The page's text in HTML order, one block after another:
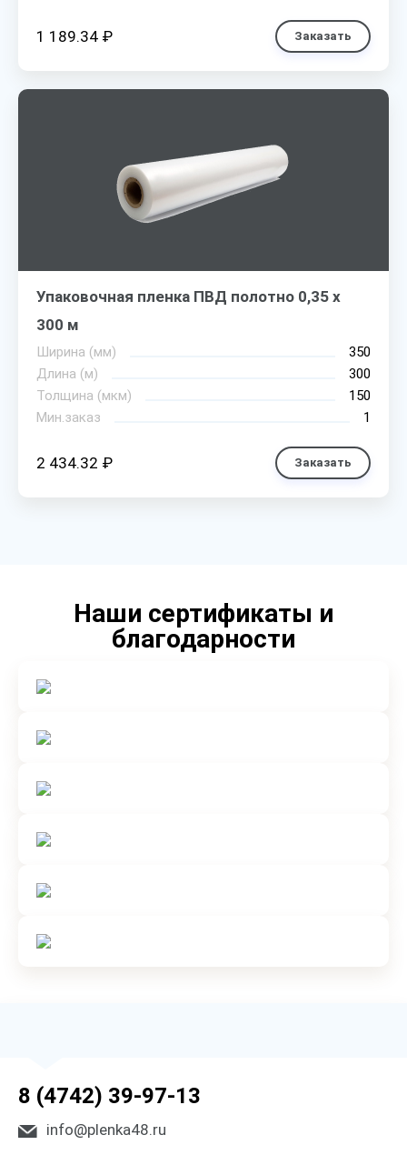
1 189.34 ₽ Заказать
Упаковочная пленка ПВД полотно 0,35 х
300 м
Ширина (мм)
350
Длина (м)
300
Толщина (мкм)
150
Мин.заказ
1
2 434.32 ₽ Заказать
Наши сертификаты и
благодарности
8 (4742) 39-97-13
info@plenka48.ru